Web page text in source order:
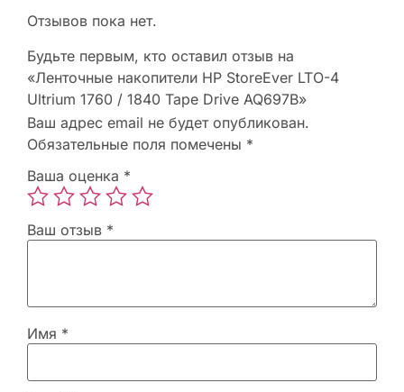
Отзывов пока нет.
Будьте первым, кто оставил отзыв на
«Ленточные накопители HP StoreEver LTO-4
Ultrium 1760 / 1840 Tape Drive AQ697B»
Ваш адрес email не будет опубликован.
Обязательные поля помечены *
Ваша оценка *
Ваш отзыв *
Имя *